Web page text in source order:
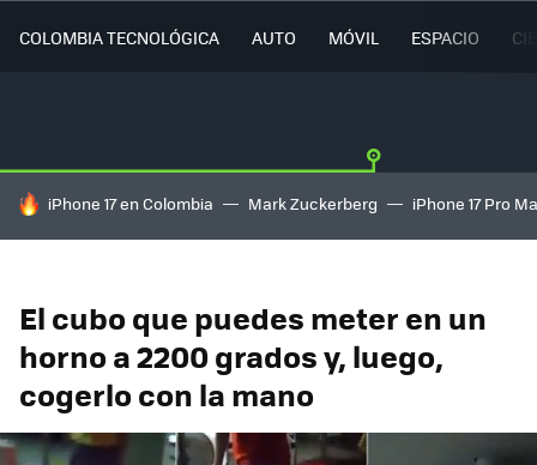
COLOMBIA TECNOLÓGICA AUTO MÓVIL ESPACIO
HOY SE HABLA DE
iPhone 17 en Colombia Mark Zuckerberg iPhone 17 Pro
El cubo que puedes meter en un
horno a 2200 grados y, luego,
cogerlo con la mano